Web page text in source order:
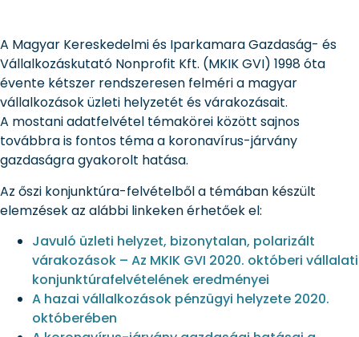
A Magyar Kereskedelmi és Iparkamara Gazdaság- és
Vállalkozáskutató Nonprofit Kft. (MKIK GVI) 1998 óta
évente kétszer rendszeresen felméri a magyar
vállalkozások üzleti helyzetét és várakozásait.
A mostani adatfelvétel témakörei között sajnos
továbbra is fontos téma a koronavírus-járvány
gazdaságra gyakorolt hatása.
Az őszi konjunktúra-felvételből a témában készült
elemzések az alábbi linkeken érhetőek el:
Javuló üzleti helyzet, bizonytalan, polarizált
várakozások – Az MKIK GVI 2020. októberi vállalati
konjunktúrafelvételének eredményei
A hazai vállalkozások pénzügyi helyzete 2020.
októberében